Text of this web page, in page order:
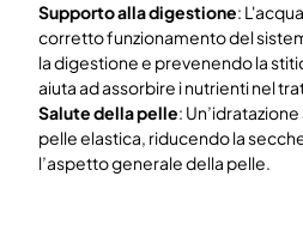
Supporto alla digestione:
corretto funzionamento del
la digestione e prevenendo la
aiuta ad assorbire i nutrienti nel
Salute della pelle:
pelle elastica, riducendo la
l’aspetto generale della pelle.